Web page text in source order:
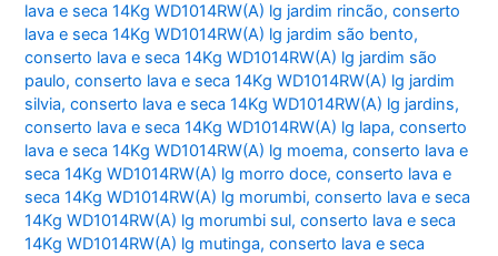
lava e seca 14Kg WD1014RW(A) lg jardim rincão,conserto
lava e seca 14Kg WD1014RW(A) lg jardim são bento,
conserto lava e seca 14Kg WD1014RW(A) lg jardim são
paulo,conserto lava e seca 14Kg WD1014RW(A) lg jardim
silvia,conserto lava e seca 14Kg WD1014RW(A) lg jardins,
conserto lava e seca 14Kg WD1014RW(A) lg lapa,conserto
lava e seca 14Kg WD1014RW(A) lg moema,conserto lava e
seca 14Kg WD1014RW(A) lg morro doce,conserto lava e
seca 14Kg WD1014RW(A) lg morumbi,conserto lava e seca
14Kg WD1014RW(A) lg morumbi sul,conserto lava e seca
14Kg WD1014RW(A) lg mutinga,conserto lava e seca